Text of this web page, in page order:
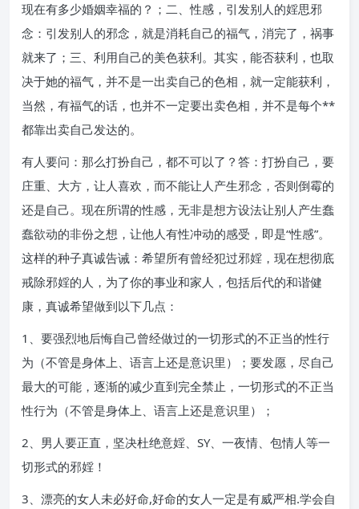
现在有多少婚姻幸福的？；二、性感，引发别人的婬思邪
念：引发别人的邪念，就是消耗自己的福气，消完了，祸事
就来了；三、利用自己的美色获利。其实，能否获利，也取
决于她的福气，并不是一出卖自己的色相，就一定能获利，
当然，有福气的话，也并不一定要出卖色相，并不是每个**
都靠出卖自己发达的。
有人要问：那么打扮自己，都不可以了？答：打扮自己，要
庄重、大方，让人喜欢，而不能让人产生邪念，否则倒霉的
还是自己。现在所谓的性感，无非是想方设法让别人产生蠢
蠢欲动的非份之想，让他人有性冲动的感受，即是“性感”。
这样的种子真诚告诫：希望所有曾经犯过邪婬，现在想彻底
戒除邪婬的人，为了你的事业和家人，包括后代的和谐健
康，真诚希望做到以下几点：
1、要强烈地后悔自己曾经做过的一切形式的不正当的性行
为（不管是身体上、语言上还是意识里）；要发愿，尽自己
最大的可能，逐渐的减少直到完全禁止，一切形式的不正当
性行为（不管是身体上、语言上还是意识里）；
2、男人要正直，坚决杜绝意婬、SY、一夜情、包情人等一
切形式的邪婬！
3、漂亮的女人未必好命,好命的女人一定是有威严相.学会自